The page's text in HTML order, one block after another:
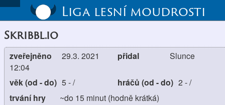
Liga lesní moudrosti
Skribbl.io
zveřejněno
29.3. 2021
12:04
přidal Slunce
věk (od - do) 5 -/ hráčů (od - do) 2 -/
trvání hry ~do 15 minut (hodně krátká)